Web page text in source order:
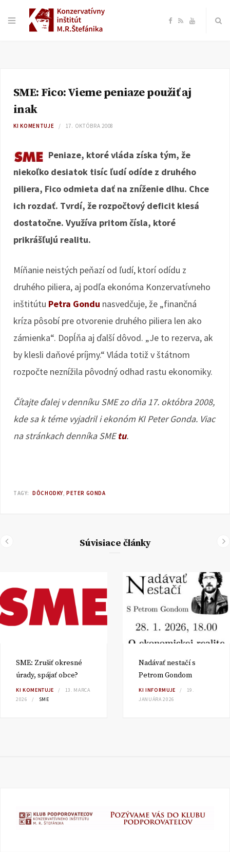
F
e
o
R Y
e
SME: Fico: Vieme peniaze použiť aj
inak
KI KOMENTUJE 17. OKTÓBRA 2008
Peniaze, ktoré vláda získa tým, že
niekoľko desiatok tisíc ľudí odíde z druhého
piliera, Fico odmieta dať na zníženie dlhu. Chce
ich rozdať. Tvrdí, že rozpočtový deficit klesá
dostatočne. Využíva pritom čísla, ktoré
prikrášľujú realitu.
Míňanie neistých peňazí od ľudí, ktorí odídu z
druhého piliera, aj podľa ekonóma Konzervatívneho
inštitútu Petra Gondu nasvedčuje, že „finančná
kríza pôsobí pre otvorenie druhého piliera len ako
zámienka“. Dopĺňa aj ďalší dôvod. „Je to rezerva, ak
by klesli daňové príjmy.“ Vláda totiž v štátnom
rozpočte neznížila pôvodný odhad rastu ekonomiky.
Čítajte ďalej v denníku SME zo dňa 17. októbra 2008,
kde sa k téme vyjadril i ekonóm KI Peter Gonda. Viac
na stránkach denníka SMEtu.
TAGY: DÔCHODKY PETER GONDA
Súvisiace články
SME: Zrušiť okresné
úrady, spájať obce?
KI KOMENTUJE
13. MARCA
2026
SME
Nadávať nestačí s
Petrom Gondom
KI INFORMUJE
19.
JANUÁRA 2026